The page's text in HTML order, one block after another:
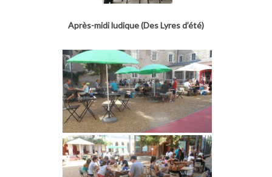
Après-midi ludique (Des Lyres d’été)